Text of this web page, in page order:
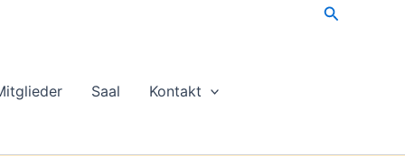
Suchen
Saal Kontakt